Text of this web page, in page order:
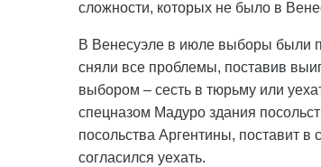
сложности, которых не было в
В Венесуэле в июле выборы были
сняли все проблемы, поставив
выбором – сесть в тюрьму или
спецназом Мадуро здания
посольства Аргентины, поставит в
согласился уехать.